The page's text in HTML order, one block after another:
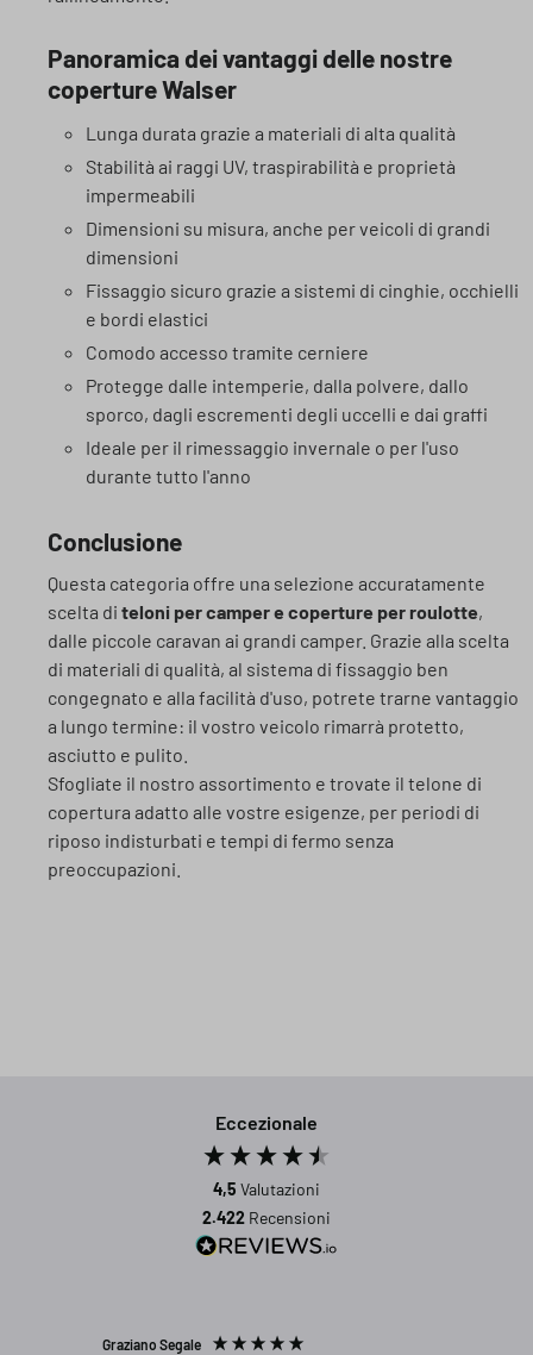
Panoramica dei vantaggi delle nostre
coperture Walser
Lunga durata grazie a materiali di alta qualità
Stabilità ai raggi UV, traspirabilità e proprietà
impermeabili
Dimensioni su misura, anche per veicoli di grandi
dimensioni
Fissaggio sicuro grazie a sistemi di cinghie, occhielli
e bordi elastici
Comodo accesso tramite cerniere
Protegge dalle intemperie, dalla polvere, dallo
sporco, dagli escrementi degli uccelli e dai graffi
Ideale per il rimessaggio invernale o per l'uso
durante tutto l'anno
Conclusione
Questa categoria offre una selezione accuratamente
scelta di teloni per camper e coperture per roulotte,
dalle piccole caravan ai grandi camper. Grazie alla scelta
di materiali di qualità, al sistema di fissaggio ben
congegnato e alla facilità d'uso, potrete trarne vantaggio
a lungo termine: il vostro veicolo rimarrà protetto,
asciutto e pulito.
Sfogliate il nostro assortimento e trovate il telone di
copertura adatto alle vostre esigenze, per periodi di
riposo indisturbati e tempi di fermo senza
preoccupazioni.
Eccezionale
4,5 Valutazioni
2.422 Recensioni
Graziano Segale